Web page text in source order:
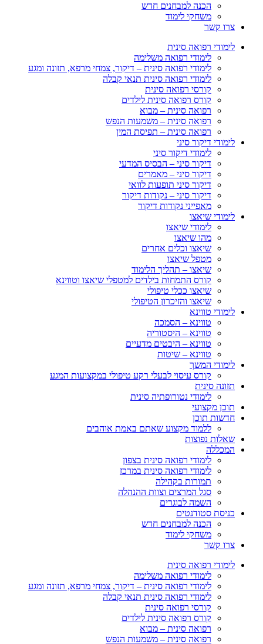
הכנה למבחנים חדש
משחקי לימוד
צרו קשר
לימודי רפואה סינית
לימודי רפואה משלימה
לימודי רפואה סינית – דיקור, צמחי מרפא, תזונה ומגע
לימודי רפואה סינית תנאי קבלה
קורסי רפואה סינית
קורס רפואה סינית לילדים
רפואה סינית – מבוא
רפואה סינית – משמעות הנפש
רפואה סינית – תפיסת המין
לימודי דיקור סיני
לימודי דיקור סיני
דיקור סיני – הבסיס המדעי
דיקור סיני – מאמרים
דיקור סיני תופעות לוואי
דיקור סיני – נקודות דיקור
מאפייני נקודות דיקור
לימודי שיאצו
לימודי שיאצו
מהו שיאצו
שיאצו וכלים אחרים
מטפל שיאצו
שיאצו – תהליך הלימוד
קורס התמחות בילדים למטפלי שיאצו וטווינא
שיאצו ככלי טיפולי
שיאצו והזיכרון הטיפולי
לימודי טווינא
טווינא – הסמכה
טווינא – היסטוריה
טווינא – היבטים מדעיים
טווינא – שיטות
לימודי המשך
קורס עיסוי לבעלי רקע טיפולי במקצועות המגע
תזונה סינית
לימודי נטורופתיה סינית
תוכן מקצועי
חדשות תוכן
ללמוד מקצוע שאתם באמת אוהבים
שאלות נפוצות
המכללה
לימודי רפואה סינית בצפון
לימודי רפואה סינית במרכז
תמורות בקהילה
סגל המרצים וצוות ההנהלה
השמה לבוגרים
כניסת סטודנטים
הכנה למבחנים חדש
משחקי לימוד
צרו קשר
לימודי רפואה סינית
לימודי רפואה משלימה
לימודי רפואה סינית – דיקור, צמחי מרפא, תזונה ומגע
לימודי רפואה סינית תנאי קבלה
קורסי רפואה סינית
קורס רפואה סינית לילדים
רפואה סינית – מבוא
רפואה סינית – משמעות הנפש